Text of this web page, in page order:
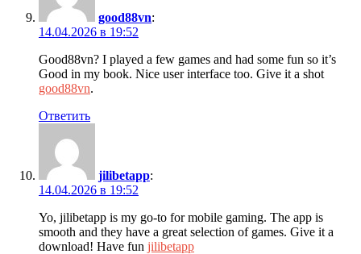
good88vn:
14.04.2026 в 19:52
Good88vn? I played a few games and had some fun so it’s
Good in my book. Nice user interface too. Give it a shot
good88vn.
Ответить
jilibetapp:
14.04.2026 в 19:52
Yo, jilibetapp is my go-to for mobile gaming. The app is
smooth and they have a great selection of games. Give it a
download! Have fun jilibetapp